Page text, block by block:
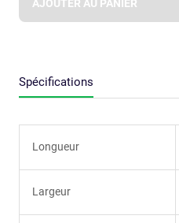
AJOUTER AU PANIER
Spécifications
Longueur
Largeur